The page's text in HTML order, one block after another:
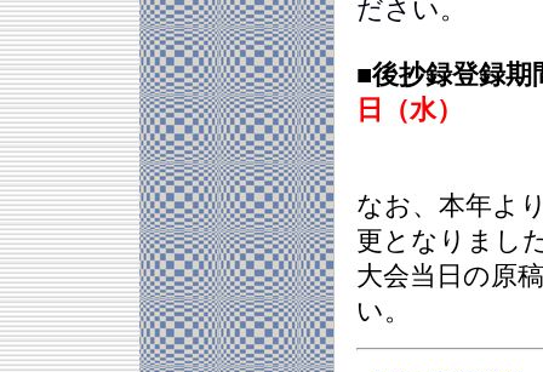
ださい。
■後抄録登録期
日（水）
なお、本年よ
更となりまし
大会当日の原
い。